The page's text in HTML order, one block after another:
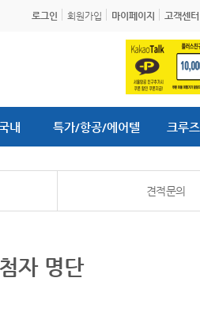
로그인 회원가입 마이페이지 고객센터
내 특가/항공/에어텔 크루즈
견적문의
자 명단